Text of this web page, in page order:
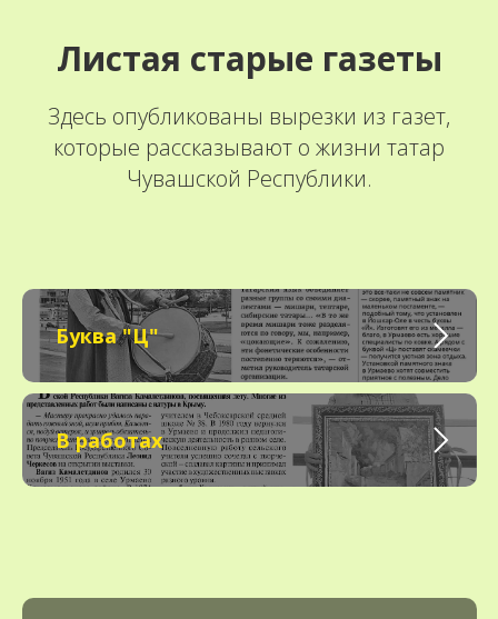
Листая старые газеты
Здесь опубликованы вырезки из газет,
которые рассказывают о жизни татар
Чувашской Республики.
Буква "Ц"
В работах